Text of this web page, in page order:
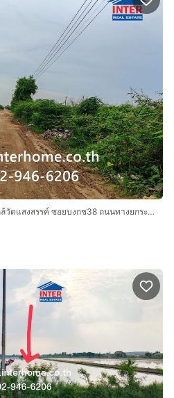
ที่ดินเปล่า 100 ตร.ว. ที่ดินเปล่า ใกล้วัดแสงสรรค์ ซอยบงกช38 ถนนทางยกระดับอุตราภิมุข ถนนรังสิต-นครนายก คลองหลวง ปทุมธานี